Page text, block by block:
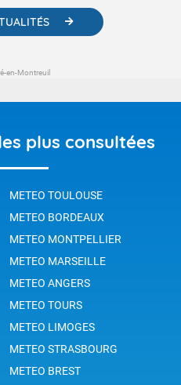
en-Montreuil
plus consultées
METEO TOULOUSE
METEO BORDEAUX
METEO MONTPELLIER
METEO MARSEILLE
METEO ANGERS
METEO TOURS
METEO LIMOGES
METEO STRASBOURG
METEO BREST